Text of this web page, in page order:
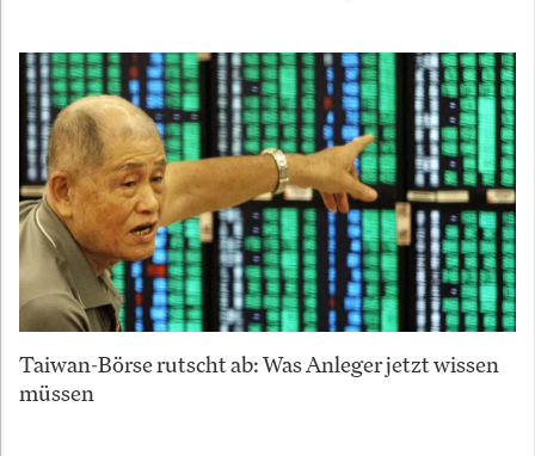
Taiwan-Börse rutscht ab: Was Anleger jetzt wissen
müssen